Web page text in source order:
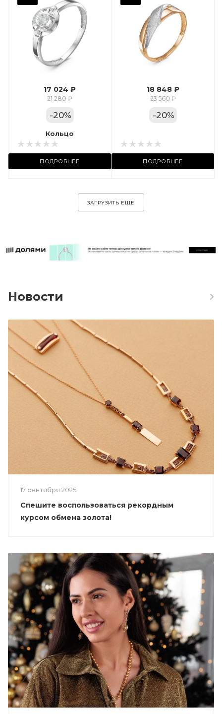
17 024 ₽
21 280 ₽
-20%
Кольцо
ПОДРОБНЕЕ
Вес драгметалла
Марка (бренд)
Дельта
Фианит
Цвет золота
КРАС
Местоположение:
ул. Пушкинская, 11А
18 848 ₽
23 560 ₽
-20%
ПОДРОБНЕЕ
ЗАГРУЗИТЬ ЕЩЕ
Новости
17 сентября 2025
Спешите воспользоваться рекордным
курсом обмена золота!